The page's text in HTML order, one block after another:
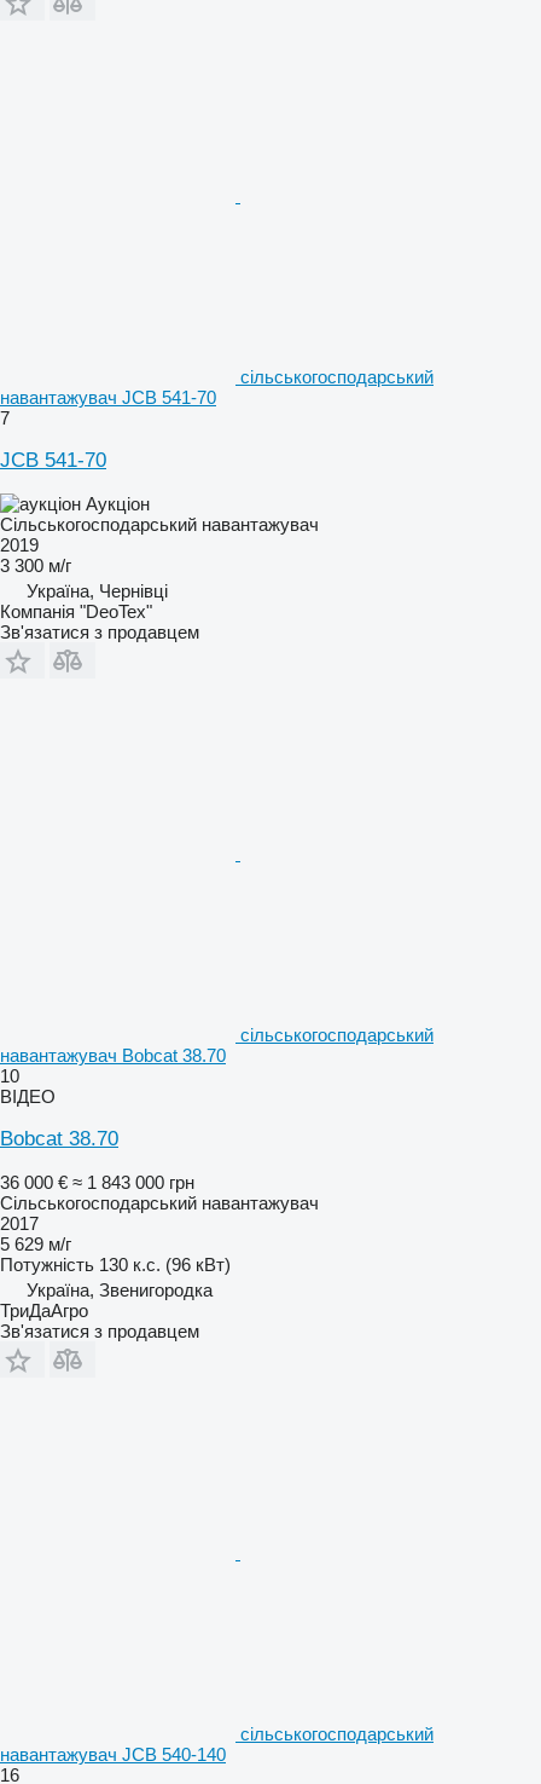
сільськогосподарський
навантажувач JCB 541-70
7
JCB 541-70
Аукціон
Сільськогосподарський навантажувач
2019
3 300 м/г
Україна, Чернівці
Компанія "DeoTex"
Зв'язатися з продавцем
сільськогосподарський
навантажувач Bobcat 38.70
10
ВІДЕО
Bobcat 38.70
36 000 € ≈ 1 843 000 грн
Сільськогосподарський навантажувач
2017
5 629 м/г
Потужність 130 к.с. (96 кВт)
Україна, Звенигородка
ТриДаАгро
Зв'язатися з продавцем
сільськогосподарський
навантажувач JCB 540-140
16